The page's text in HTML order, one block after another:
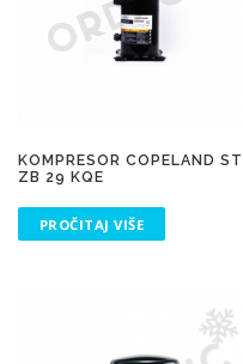
KOMPRESOR COPELAND ST
ZB 29 KQE
PROČITAJ VIŠE